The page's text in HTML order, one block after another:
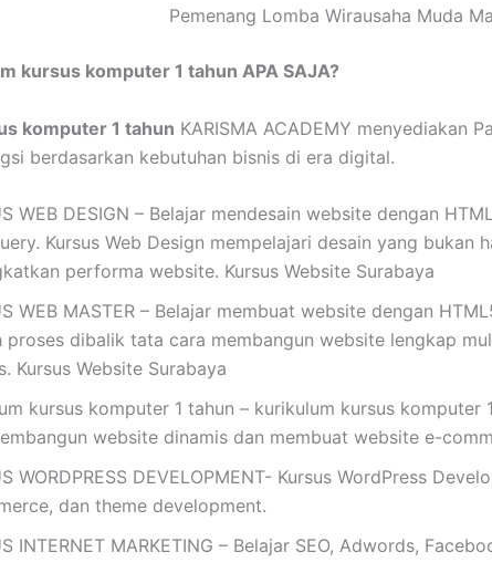
Pemenang Lomba Wirausaha Muda
kursus komputer 1 tahun APA SAJA?
komputer 1 tahun KARISMA ACADEMY menyediakan
berdasarkan kebutuhan bisnis di era digital.
WEB DESIGN – Belajar mendesain website dengan
Kursus Web Design mempelajari desain yang
performa website. Kursus Website Surabaya
WEB MASTER – Belajar membuat website dengan
proses dibalik tata cara membangun website lengkap
Kursus Website Surabaya
kursus komputer 1 tahun – kurikulum kursus komputer
website dinamis dan membuat website e-
WORDPRESS DEVELOPMENT- Kursus WordPress
dan theme development.
INTERNET MARKETING – Belajar SEO, Adwords,